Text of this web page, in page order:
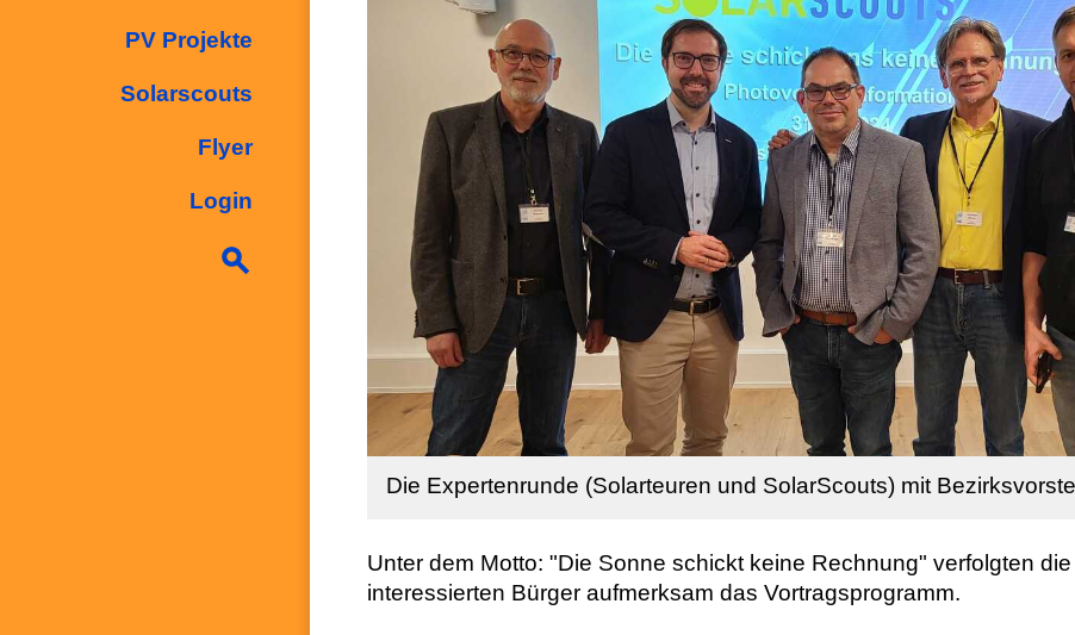
PV Projekte
Solarscouts
Flyer
Login
Die Expertenrunde (Solarteuren und SolarScouts) mit
Unter dem Motto: "Die Sonne schickt keine Rechnung" verfolgten
interessierten Bürger aufmerksam das Vortragsprogramm.